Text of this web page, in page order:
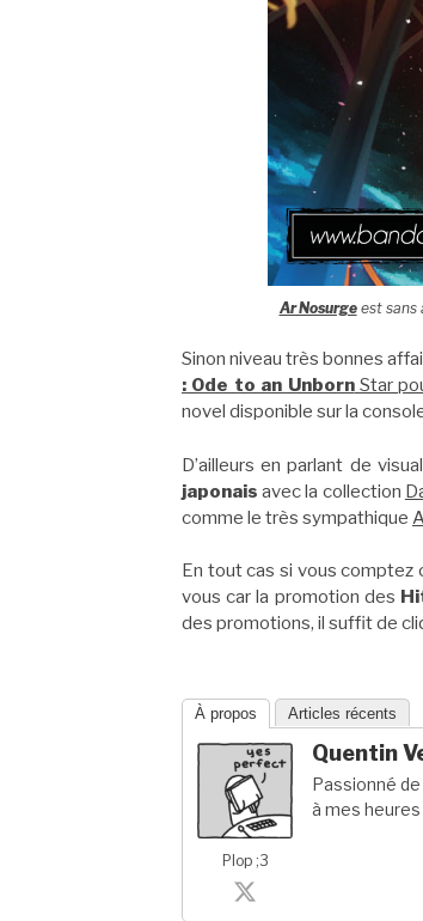
Ar Nosurgeest sans
Sinon niveau très bonnes
: Ode to an UnbornStar
novel disponible sur la
D’ailleurs en parlant de
japonais avec la collection
comme le très sympathique
En tout cas si vous comptez
vous car la promotion des
des promotions, il suffit de
À propos Articles récents
Plop ;3
Quentin
Passionné
à mes